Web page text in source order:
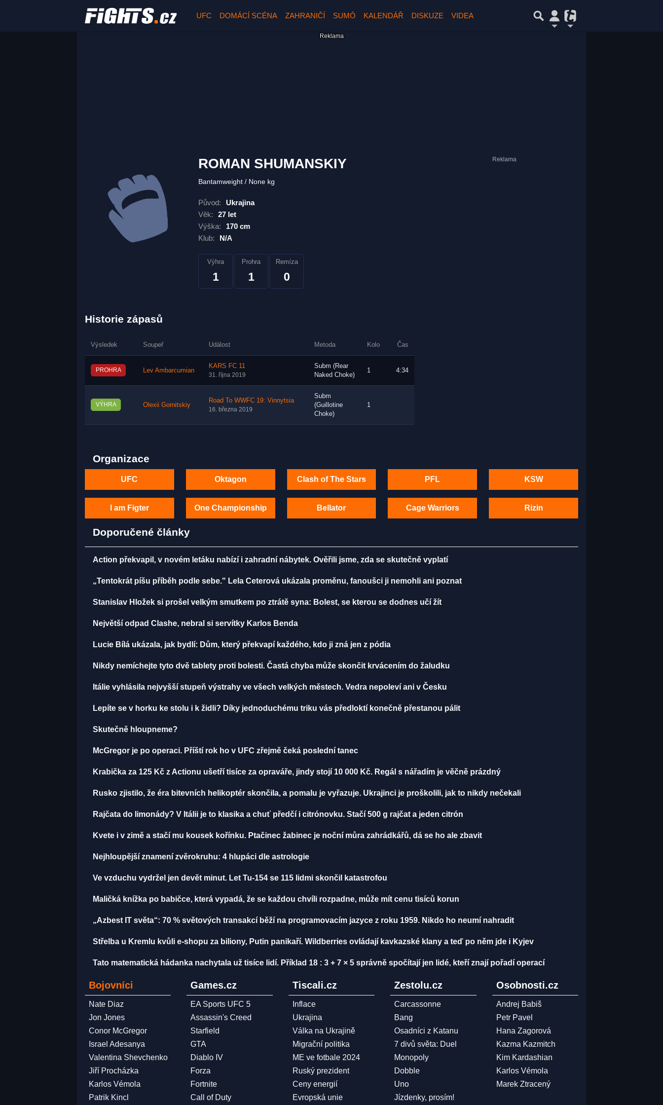
UFC DOMÁCÍ SCÉNA ZAHRANIČÍ SUMÓ KALENDÁŘ DISKUZE VIDEA
ROMAN SHUMANSKIY
Bantamweight None kg
Původ:
Ukrajina
Věk:
27 let
Výška:
170 cm
Klub:
N/A
Výhra
1
Prohra
1
Remíza
0
Historie zápasů
Výsledek Soupeř Událost Metoda Kolo Čas
PROHRA Lev Ambarcumian
KARS FC 11
31. října 2019
Subm (Rear
Naked Choke)
1 4:34
VÝHRA Olexii Gornitskiy
Road To WWFC 19: Vinnytsia
16. března 2019
Subm
(Guillotine
Choke)
1
Organizace
UFC Oktagon Clash of The Stars PFL KSW
I am Figter One Championship Bellator Cage Warriors Rizin
Doporučené články
Action překvapil, v novém letáku nabízí i zahradní nábytek. Ověřili jsme, zda se skutečně vyplatí
„Tentokrát píšu příběh podle sebe." Lela Ceterová ukázala proměnu, fanoušci ji nemohli ani poznat
Stanislav Hložek si prošel velkým smutkem po ztrátě syna: Bolest, se kterou se dodnes učí žít
Největší odpad Clashe, nebral si servítky Karlos Benda
Lucie Bílá ukázala, jak bydlí: Dům, který překvapí každého, kdo ji zná jen z pódia
Nikdy nemíchejte tyto dvě tablety proti bolesti. Častá chyba může skončit krvácením do žaludku
Itálie vyhlásila nejvyšší stupeň výstrahy ve všech velkých městech. Vedra nepoleví ani v Česku
Lepíte se v horku ke stolu i k židli? Díky jednoduchému triku vás předloktí konečně přestanou pálit
Skutečně hloupneme?
McGregor je po operaci. Příští rok ho v UFC zřejmě čeká poslední tanec
Krabička za 125 Kč z Actionu ušetří tisíce za opraváře, jindy stojí 10 000 Kč. Regál s nářadím je věčně prázdný
Rusko zjistilo, že éra bitevních helikoptér skončila, a pomalu je vyřazuje. Ukrajinci je proškolili, jak to nikdy nečekali
Rajčata do limonády? V Itálii je to klasika a chuť předčí i citrónovku. Stačí 500 g rajčat a jeden citrón
Kvete i v zimě a stačí mu kousek kořínku. Ptačinec žabinec je noční můra zahrádkářů, dá se ho ale zbavit
Nejhloupější znamení zvěrokruhu: 4 hlupáci dle astrologie
Ve vzduchu vydržel jen devět minut. Let Tu-154 se 115 lidmi skončil katastrofou
Maličká knížka po babičce, která vypadá, že se každou chvíli rozpadne, může mít cenu tisíců korun
„Azbest IT světa“: 70 % světových transakcí běží na programovacím jazyce z roku 1959. Nikdo ho neumí nahradit
Střelba u Kremlu kvůli e-shopu za biliony, Putin panikaří. Wildberries ovládají kavkazské klany a teď po něm jde i Kyjev
Tato matematická hádanka nachytala už tisíce lidí. Příklad 18 : 3 + 7 × 5 správně spočítají jen lidé, kteří znají pořadí operací
Bojovníci
Nate Diaz
Jon Jones
Conor McGregor
Israel Adesanya
Valentina Shevchenko
Jiří Procházka
Karlos Vémola
Patrik Kincl
Games.cz
EA Sports UFC 5
Assassin's Creed
Starfield
GTA
Diablo IV
Forza
Fortnite
Call of Duty
Tiscali.cz
Inflace
Ukrajina
Válka na Ukrajině
Migrační politika
ME ve fotbale 2024
Ruský prezident
Ceny energií
Evropská unie
Zestolu.cz
Carcassonne
Bang
Osadníci z Katanu
7 divů světa: Duel
Monopoly
Dobble
Uno
Jízdenky, prosím!
Osobnosti.cz
Andrej Babiš
Petr Pavel
Hana Zagorová
Kazma Kazmitch
Kim Kardashian
Karlos Vémola
Marek Ztracený